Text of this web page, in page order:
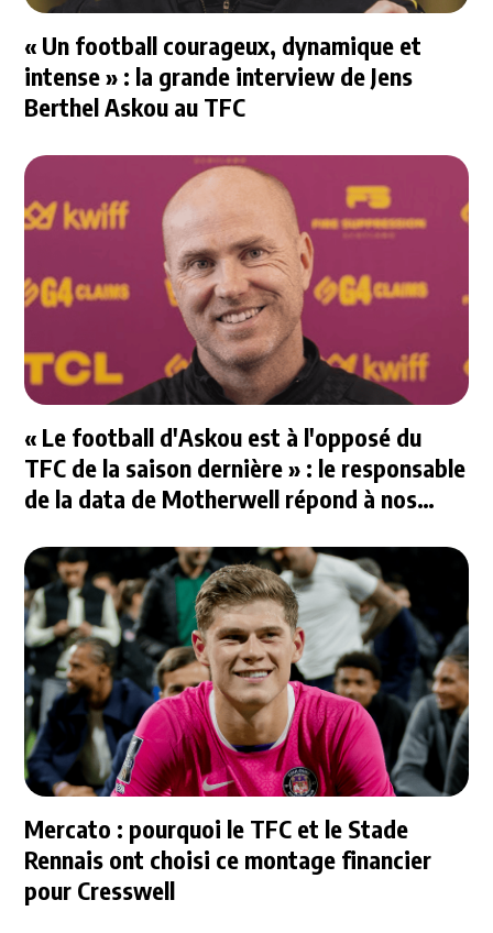
« Un football courageux, dynamique et
intense » : la grande interview de Jens
Berthel Askou au TFC
« Le football d'Askou est à l'opposé du
TFC de la saison dernière » : le responsable
de la data de Motherwell répond à nos
Mercato : pourquoi le TFC et le Stade
Rennais ont choisi ce montage financier
pour Cresswell